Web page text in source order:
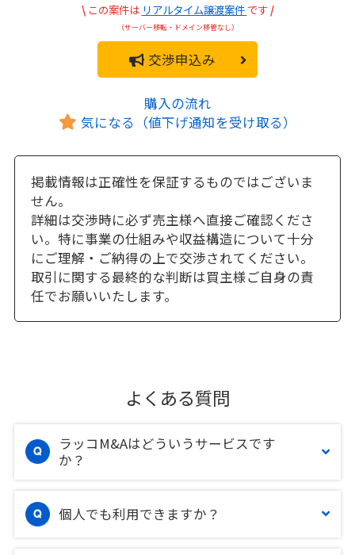
\ この案件は リアルタイム譲渡案件 です /
（サーバー移転・ドメイン移管なし）
交渉申込み
購入の流れ
気になる（値下げ通知を受け取る）
掲載情報は正確性を保証するものではございま
せん。
詳細は交渉時に必ず売主様へ直接ご確認くださ
い。特に事業の仕組みや収益構造について十分
にご理解・ご納得の上で交渉されてください。
取引に関する最終的な判断は買主様ご自身の責
任でお願いいたします。
よくある質問
ラッコM&Aはどういうサービスです
か？
個人でも利用できますか？